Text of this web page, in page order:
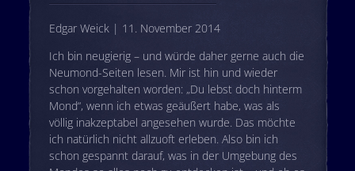
Edgar Weick | 11. November 2014
Ich bin neugierig – und würde daher gerne auch die
Neumond-Seiten lesen. Mir ist hin und wieder
schon vorgehalten worden: „Du lebst doch hinterm
Mond“, wenn ich etwas geäußert habe, was als
völlig inakzeptabel angesehen wurde. Das möchte
ich natürlich nicht allzuoft erleben. Also bin ich
schon gespannt darauf, was in der Umgebung des